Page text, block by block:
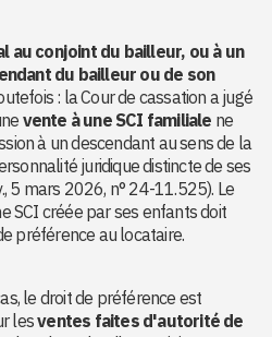
au conjoint du bailleur, ou à un
du bailleur ou de son
: la Cour de cassation a jugé
vente à une SCI familiale ne
à un descendant au sens de la
juridique distincte de ses
5 mars 2026, n° 24-11.525). Le
SCI créée par ses enfants doit
préférence au locataire.
le droit de préférence est
lesventes faites d'autorité de